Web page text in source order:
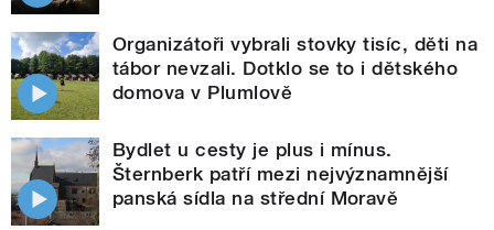
Organizátoři vybrali stovky tisíc, děti na
tábor nevzali. Dotklo se to i dětského
domova v Plumlově
Bydlet u cesty je plus i mínus.
Šternberk patří mezi nejvýznamnější
panská sídla na střední Moravě